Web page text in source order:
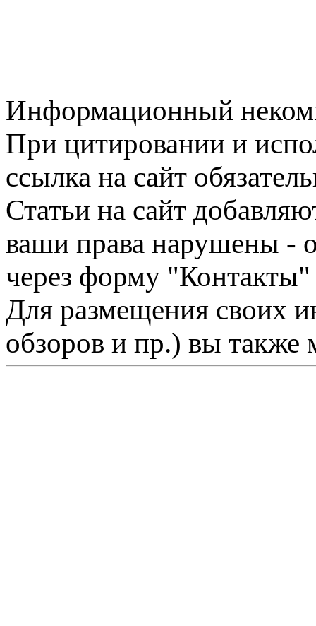
Информационный
При цитировании и
ссылка на сайт
Статьи на сайт
ваши права нарушены -
через форму "Контакты"
Для размещения своих
обзоров и пр.) вы также